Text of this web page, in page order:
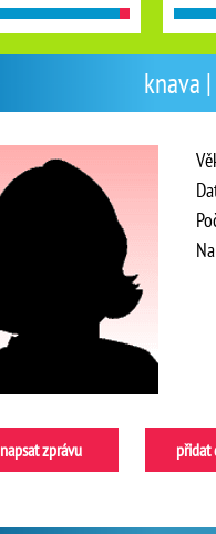
knava
napsat zprávu přidat